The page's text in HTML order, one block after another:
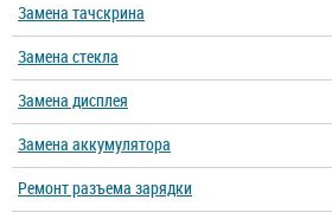
Замена тачскрина
Замена стекла
Замена дисплея
Замена аккумулятора
Ремонт разъема зарядки